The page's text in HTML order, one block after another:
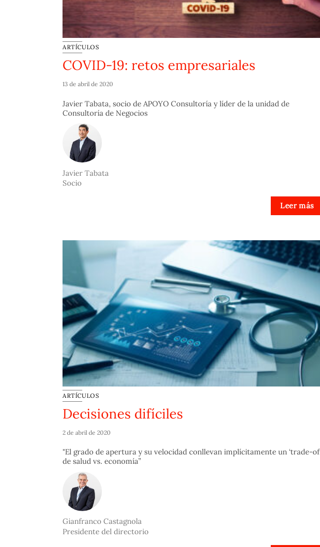
ARTÍCULOS
COVID-19: retos empresariales
13 de abril de 2020
Javier Tabata, socio de APOYO Consultoría y líder de la unidad de
Consultoría de Negocios
Javier Tabata
Socio
Leer más
ARTÍCULOS
Decisiones difíciles
2 de abril de 2020
"El grado de apertura y su velocidad conllevan implícitamente un ‘trade-
de salud vs. economía”
Gianfranco Castagnola
Presidente del directorio